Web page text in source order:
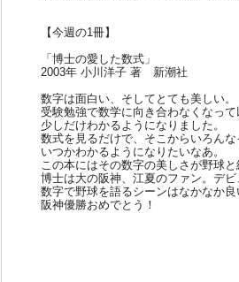
【今週の1冊】
「博士の愛した数式」
2003年 小川洋子 著 新潮社
数字は面白い、そしてとても美しい。
受験勉強で数学に向き合わなくなって
少しだけわかるようになりました。
数式を見るだけで、そこからいろんな
いつかわかるようになりたいなあ。
この本にはその数字の美しさが野球と
博士は大の阪神、江夏のファン。デビ
数字で野球を語るシーンはなかなか良
阪神優勝おめでとう！